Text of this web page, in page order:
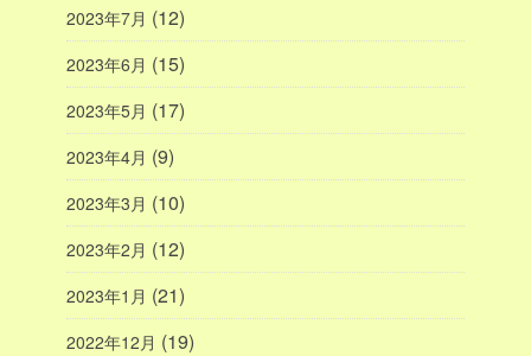
2023年7月 (12)
2023年6月 (15)
2023年5月 (17)
2023年4月 (9)
2023年3月 (10)
2023年2月 (12)
2023年1月 (21)
2022年12月 (19)